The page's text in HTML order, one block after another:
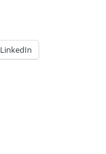
LinkedIn